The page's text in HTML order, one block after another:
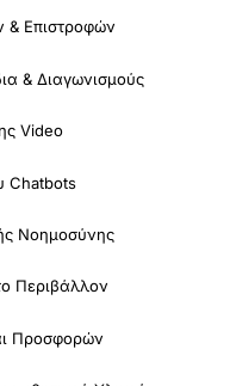
& Επιστροφών
& Διαγωνισμούς
Video
Chatbots
Νοημοσύνης
Περιβάλλον
Προσφορών